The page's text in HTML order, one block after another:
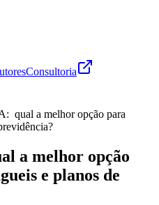
Consultoria
qual a melhor opção para
a melhor opção
e planos de